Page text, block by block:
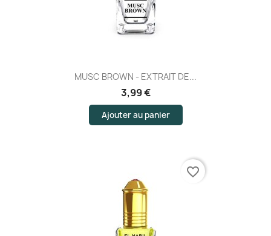
MUSC BROWN - EXTRAIT DE...
3,99 €
Ajouter au panier
favorite_border